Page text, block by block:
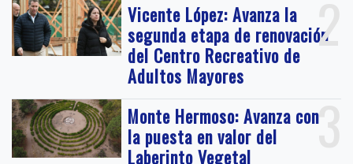
2
Vicente López: Avanza la
segunda etapa de renovación
del Centro Recreativo de
Adultos Mayores
3
Monte Hermoso: Avanza con
la puesta en valor del
Laberinto Vegetal